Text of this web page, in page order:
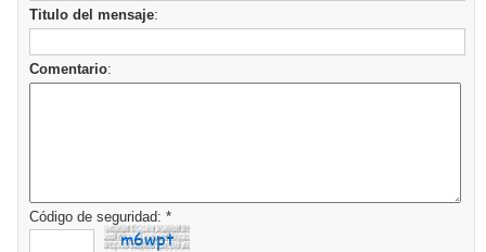
Titulo del mensaje:
Comentario:
Código de seguridad: *